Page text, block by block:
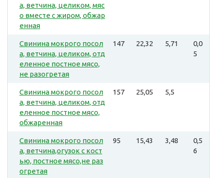
а, ветчина, целиком, мяс
о вместе с жиром, обжар
енная
Свинина мокрого посол
а, ветчина, целиком, отд
еленное постное мясо,
не разогретая
147 22,32 5,71
0,0
5
Свинина мокрого посол
а, ветчина, целиком, отд
еленное постное мясо,
обжаренная
157 25,05 5,5
Свинина мокрого посол
а, ветчина,огузок с кост
ью, постное мясо,не раз
огретая
95 15,43 3,48
0,5
6